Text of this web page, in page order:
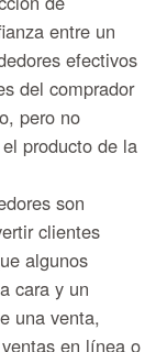
entre un
efectivos
del comprador
pero no
producto de la
son
clientes
algunos
cara y un
una venta,
en línea o